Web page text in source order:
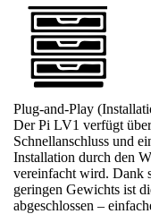
Plug-and-Play
Der Pi LV1 verfügt
Schnellanschluss und
Installation durch den
vereinfacht wird. Dank
geringen Gewichts ist
abgeschlossen –